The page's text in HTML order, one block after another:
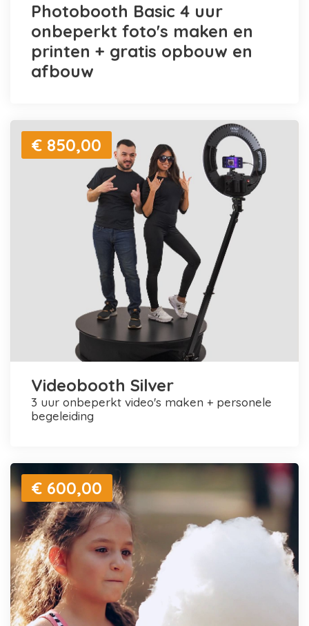
Photobooth Basic 4 uur
onbeperkt foto's maken en
printen + gratis opbouw en
afbouw
€ 850,00
Videobooth Silver
3 uur onbeperkt video's maken + personele
begeleiding
€ 600,00